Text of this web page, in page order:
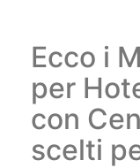
Ecco i
per
con
scelti